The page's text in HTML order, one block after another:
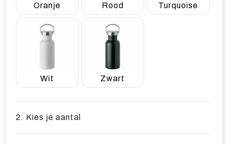
Oranje Rood Turquoise
Wit Zwart
2. Kies je aantal